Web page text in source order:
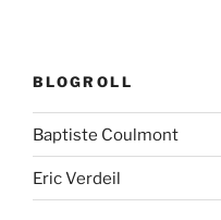
BLOGROLL
Baptiste Coulmont
Eric Verdeil